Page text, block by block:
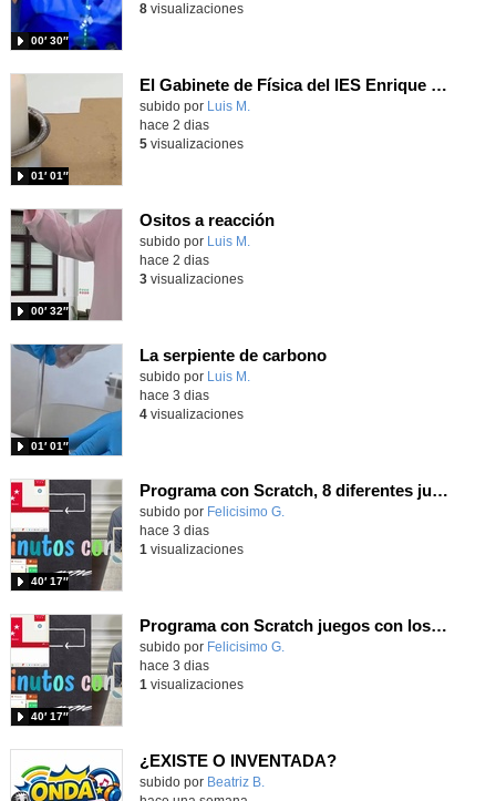
00′ 30″
8visualizaciones
El Gabinete de Física del IES Enrique Tierno Galván de Parla (Curso 25-26)
Contenido educativo.
subido por Luis M.
01′ 01″
hace 2 dias
5visualizaciones
Ositos a reacción
Contenido educativo.
subido por Luis M.
00′ 32″
hace 2 dias
3visualizaciones
La serpiente de carbono
Contenido educativo.
subido por Luis M.
01′ 01″
hace 3 dias
4visualizaciones
Programa con Scratch, 8 diferentes juegos para vivir la emoción de los partidos de España en el mundial 2026
Contenido educativo.
subido por Felicisimo G.
40′ 17″
hace 3 dias
1 visualizaciones
Programa con Scratch juegos con los partidos del mundial 2026 ganados por España
Contenido educativo.
subido por Felicisimo G.
40′ 17″
hace 3 dias
1 visualizaciones
¿EXISTE O INVENTADA?
Contenido educativo.
subido por Beatriz B.